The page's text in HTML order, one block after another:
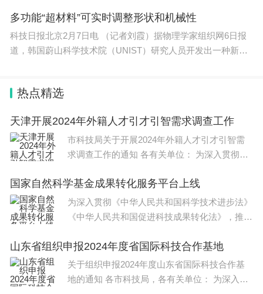
多功能“超材料”可实时调整形状和机械性
科技日报北京2月7日电 （记者刘霞）据物理学家组织网6日报
道，韩国蔚山科学技术院（UNIST）研究人员开发出一种新型
热点精选
天津开展2024年外籍人才引才引智需求调查工作
市科技局关于开展2024年外籍人才引才引智需
求调查工作的通知 各有关单位： 为深入贯彻党
国家自然科学基金成果转化服务平台上线
为深入贯彻《中华人民共和国科学技术进步法》
《中华人民共和国促进科技成果转化法》，推动
山东省组织申报2024年度省国际科技合作基地
关于组织申报2024年度山东省国际科技合作基
地的通知 各市科技局，各有关单位： 为深入贯